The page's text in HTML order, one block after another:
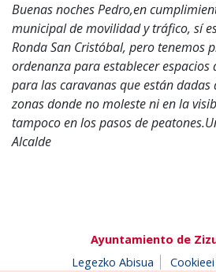
Buenas noches Pedro,en
municipal de movilidad y tráfico, sí
Ronda San Cristóbal, pero tenemos
ordenanza para establecer espacios
para las caravanas que están dadas
zonas donde no moleste ni en la
tampoco en los pasos de
Alcalde
Ayuntamiento de
Legezko Abisua